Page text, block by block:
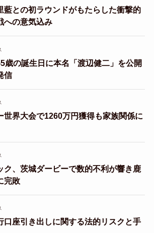
藍との初ラウンドがもたらした衝撃的
への意気込み
歳の誕生日に本名「渡辺健二」を公開
信
世界大会で1260万円獲得も家族関係に
ク、茨城ダービーで数的不利が響き鹿
完敗
口座引き出しに関する法的リスクと手